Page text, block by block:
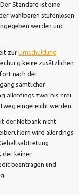
Standard ist eine
wählbaren stufenlosen
werden und
zur Umschuldung
keine zusätzlichen
nach der
sämtlicher
allerdings zwei bis drei
eingereicht werden.
der Netbank nicht
wird allerdings
der keiner
beantragen und